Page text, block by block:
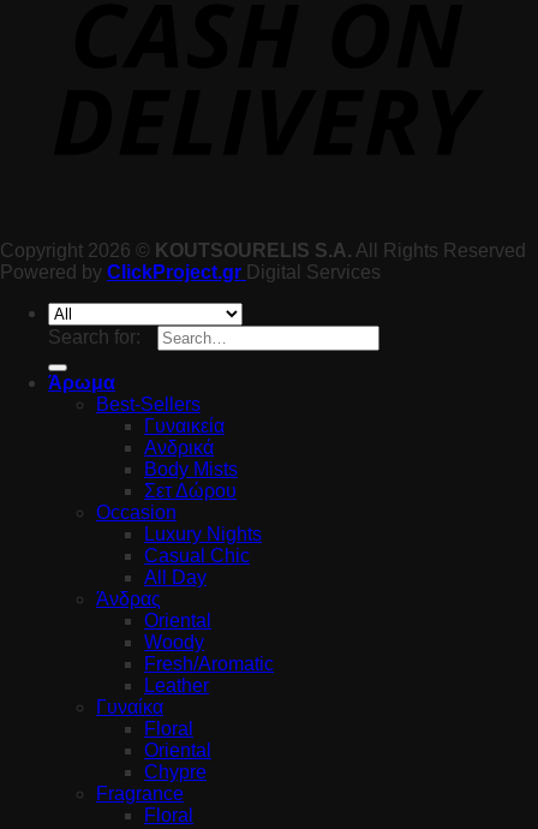
Copyright 2026 © KOUTSOURELIS S.A. All Rights Reserved
Powered by ClickProject.gr Digital Services
Search for:
Άρωμα
Best-Sellers
Γυναικεία
Ανδρικά
Body Mists
Σετ Δώρου
Occasion
Luxury Nights
Casual Chic
All Day
Άνδρας
Oriental
Woody
Fresh/Aromatic
Leather
Γυναίκα
Floral
Oriental
Chypre
Fragrance
Floral